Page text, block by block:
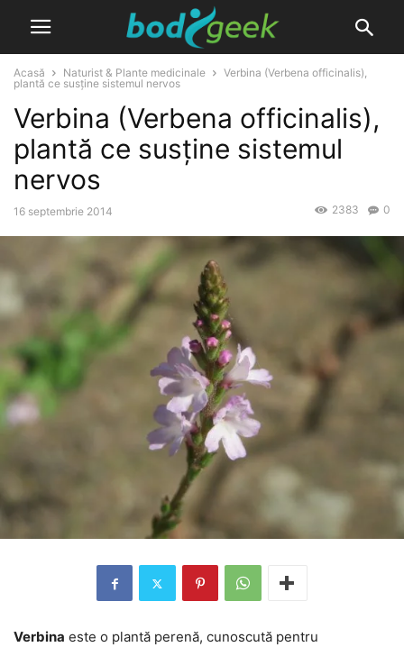
Acasă Naturist & Plante medicinale
Verbina (Verbena officinalis),
plantă ce susține sistemul nervos
Verbina (Verbena officinalis),
plantă ce susține sistemul
nervos
16 septembrie 2014 0
2383
Verbina este o plantă perenă, cunoscută pentru